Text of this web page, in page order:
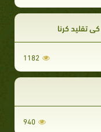
تقلید کرنا
1182
940